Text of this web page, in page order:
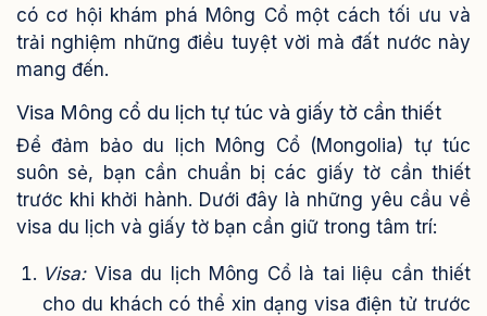
có cơ hội khám phá Mông Cổ một cách tối ưu và
trải nghiệm những điều tuyệt vời mà đất nước này
mang đến.
Visa Mông cổ du lịch tự túc và giấy tờ cần thiết
Để đảm bảo du lịch Mông Cổ (Mongolia) tự túc
suôn sẻ, bạn cần chuẩn bị các giấy tờ cần thiết
trước khi khởi hành. Dưới đây là những yêu cầu về
visa du lịch và giấy tờ bạn cần giữ trong tâm trí:
Visa:Visa du lịch Mông Cổ là tai liệu cần thiết
cho du khách có thể xin dạng visa điện tử trước